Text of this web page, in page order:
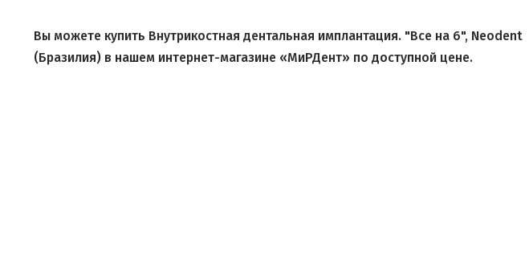
Вы можете купить Внутрикостная дентальная имплантация. "Все на 6", Neodent
(Бразилия) в нашем интернет-магазине «МиРДент» по доступной цене.